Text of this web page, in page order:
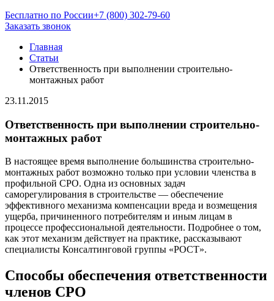
Бесплатно по России+7 (800) 302-79-60
Заказать звонок
Главная
Статьи
Ответственность при выполнении строительно-
монтажных работ
23.11.2015
Ответственность при выполнении строительно-
монтажных работ
В настоящее время выполнение большинства строительно-
монтажных работ возможно только при условии членства в
профильной СРО. Одна из основных задач
саморегулирования в строительстве — обеспечение
эффективного механизма компенсации вреда и возмещения
ущерба, причиненного потребителям и иным лицам в
процессе профессиональной деятельности. Подробнее о том,
как этот механизм действует на практике, рассказывают
специалисты Консалтинговой группы «РОСТ».
Способы обеспечения ответственности
членов СРО